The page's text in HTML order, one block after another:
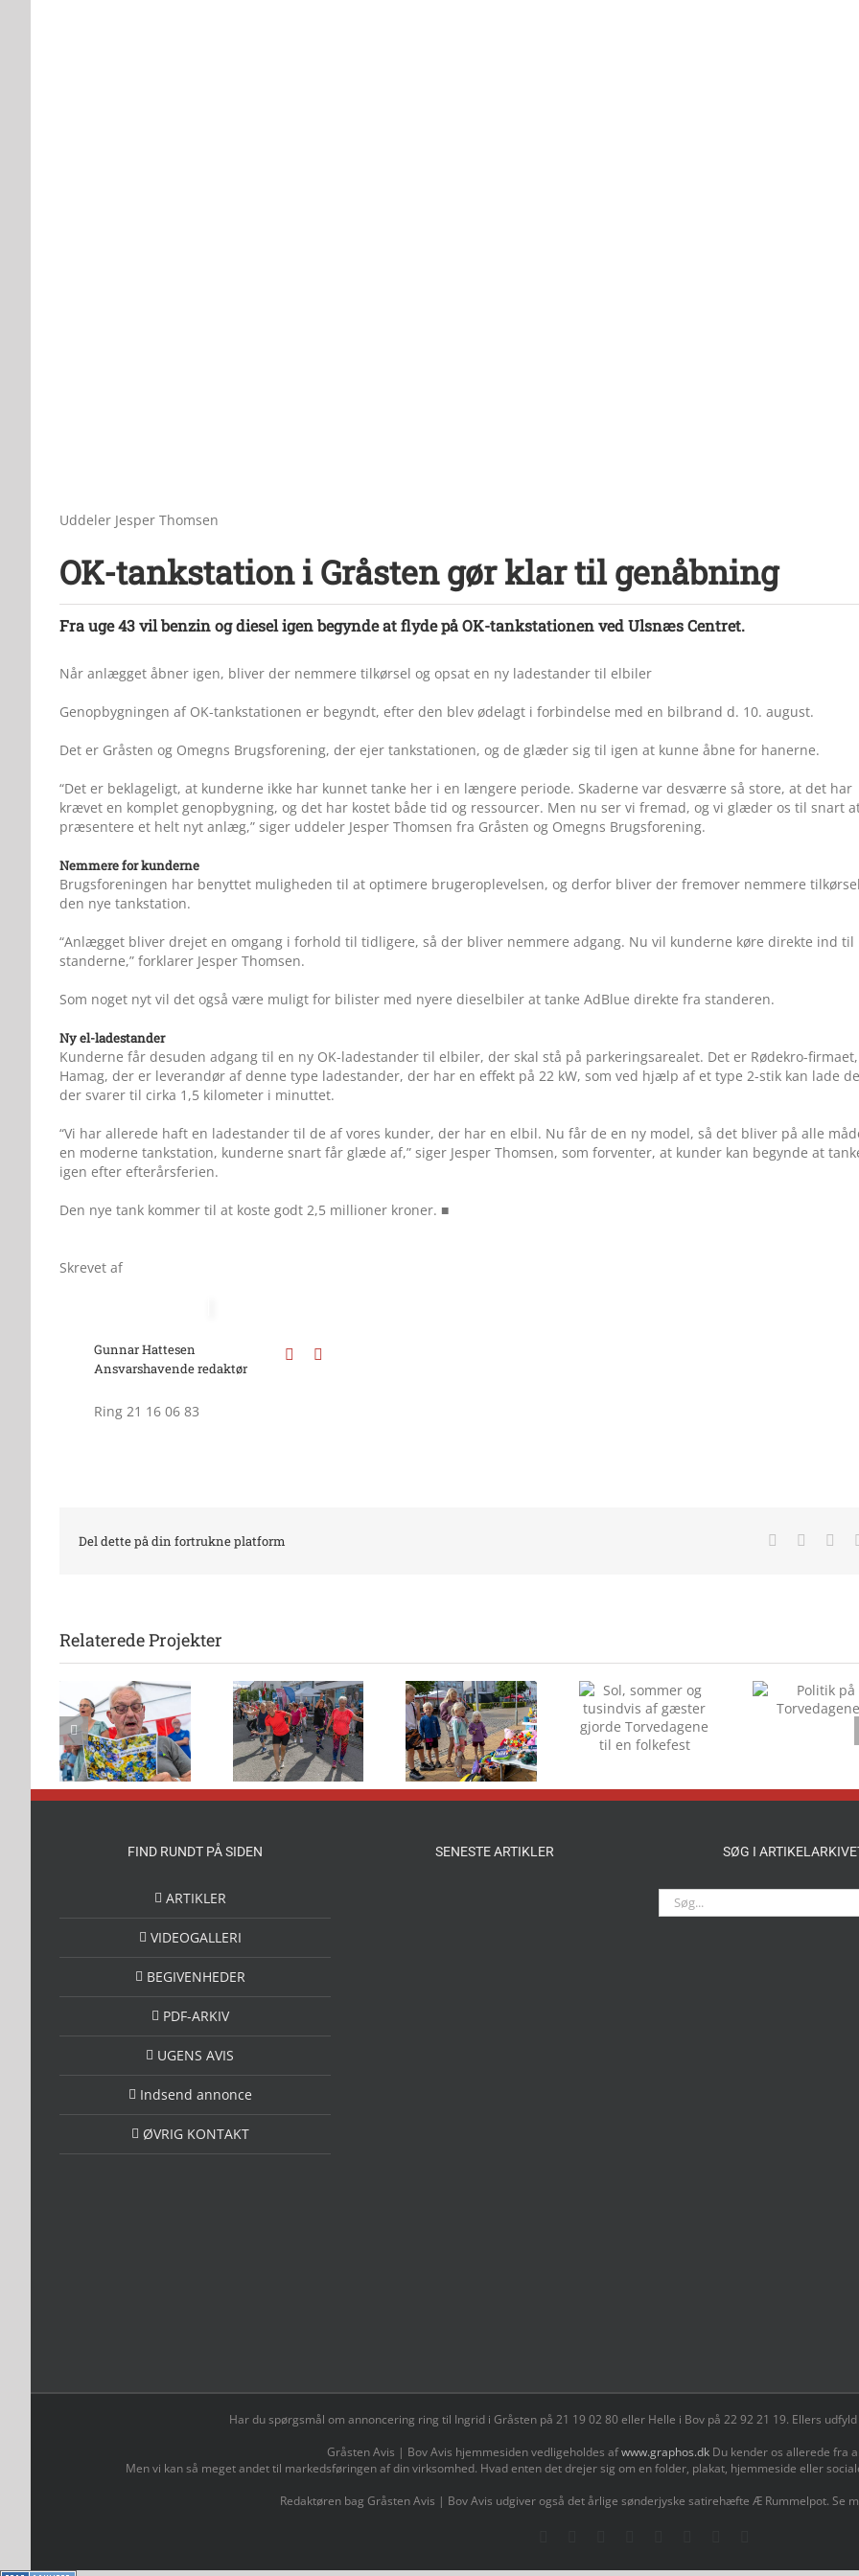
Uddeler Jesper Thomsen
OK-tankstation i Gråsten gør klar til genåbning
Fra uge 43 vil benzin og diesel igen begynde at flyde på OK-tankstationen ved Ulsnæs Centret.
Når anlægget åbner igen, bliver der nemmere tilkørsel og opsat en ny ladestander til elbiler
Genopbygningen af OK-tankstationen er begyndt, efter den blev ødelagt i forbindelse med en bilbrand d. 10. august.
Det er Gråsten og Omegns Brugsforening, der ejer tankstationen, og de glæder sig til igen at kunne åbne for hanerne.
“Det er beklageligt, at kunderne ikke har kunnet tanke her i en længere periode. Skaderne var desværre så store, at det har
krævet en komplet genopbygning, og det har kostet både tid og ressourcer. Men nu ser vi fremad, og vi glæder os til snart
præsentere et helt nyt anlæg,” siger uddeler Jesper Thomsen fra Gråsten og Omegns Brugsforening.
Nemmere for kunderne
Brugsforeningen har benyttet muligheden til at optimere brugeroplevelsen, og derfor bliver der fremover nemmere
den nye tankstation.
“Anlægget bliver drejet en omgang i forhold til tidligere, så der bliver nemmere adgang. Nu vil kunderne køre direkte ind til
standerne,” forklarer Jesper Thomsen.
Som noget nyt vil det også være muligt for bilister med nyere dieselbiler at tanke AdBlue direkte fra standeren.
Ny el-ladestander
Kunderne får desuden adgang til en ny OK-ladestander til elbiler, der skal stå på parkeringsarealet. Det er Rødekro-firmaet,
Hamag, der er leverandør af denne type ladestander, der har en effekt på 22 kW, som ved hjælp af et type 2-stik kan lade
der svarer til cirka 1,5 kilometer i minuttet.
“Vi har allerede haft en ladestander til de af vores kunder, der har en elbil. Nu får de en ny model, så det bliver på alle
en moderne tankstation, kunderne snart får glæde af,” siger Jesper Thomsen, som forventer, at kunder kan begynde at
igen efter efterårsferien.
Den nye tank kommer til at koste godt 2,5 millioner kroner. ■
Skrevet af
Gunnar Hattesen
Ansvarshavende redaktør
Ring 21 16 06 83
Del dette på din fortrukne platform Facebook
Relaterede Projekter
Flot danseshow
foran 2Dreams
Børn solgte
deres legesager
Sol, sommer og
tusindvis af
gæster gjorde
Torvedagene til
en folkefest
Politik på
Torvedagene
FIND RUNDT PÅ SIDEN
ARTIKLER
VIDEOGALLERI
BEGIVENHEDER
PDF-ARKIV
UGENS AVIS
Indsend annonce
ØVRIG KONTAKT
SENESTE ARTIKLER SØG I
Søg
efter:
Har du spørgsmål om annoncering ring til Ingrid i Gråsten på 21 19 02 80 ‬eller Helle i Bov på 22 92 21 19‬. Ellers
Gråsten Avis | Bov Avis hjemmesiden vedligeholdes afwww.graphos.dk Du kender os allerede fra
Men vi kan så meget andet til markedsføringen af din virksomhed. Hvad enten det drejer sig om en folder, plakat, hjemmeside eller
Redaktøren bag Gråsten Avis | Bov Avis udgiver også det årlige sønderjyske satirehæfte Æ Rummelpot. Se